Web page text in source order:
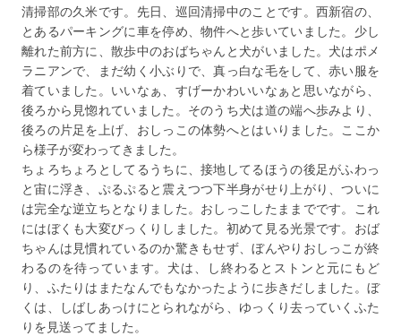
清掃部の久米です。先日、巡回清掃中のことです。西新宿の、
とあるパーキングに車を停め、物件へと歩いていました。少し
離れた前方に、散歩中のおばちゃんと犬がいました。犬はポメ
ラニアンで、まだ幼く小ぶりで、真っ白な毛をして、赤い服を
着ていました。いいなぁ、すげーかわいいなぁと思いながら、
後ろから見惚れていました。そのうち犬は道の端へ歩みより、
後ろの片足を上げ、おしっこの体勢へとはいりました。ここか
ら様子が変わってきました。
ちょろちょろとしてるうちに、接地してるほうの後足がふわっ
と宙に浮き、ぷるぷると震えつつ下半身がせり上がり、ついに
は完全な逆立ちとなりました。おしっこしたままでです。これ
にはぼくも大変びっくりしました。初めて見る光景です。おば
ちゃんは見慣れているのか驚きもせず、ぼんやりおしっこが終
わるのを待っています。犬は、し終わるとストンと元にもど
り、ふたりはまたなんでもなかったように歩きだしました。ぼ
くは、しばしあっけにとられながら、ゆっくり去っていくふた
りを見送ってました。